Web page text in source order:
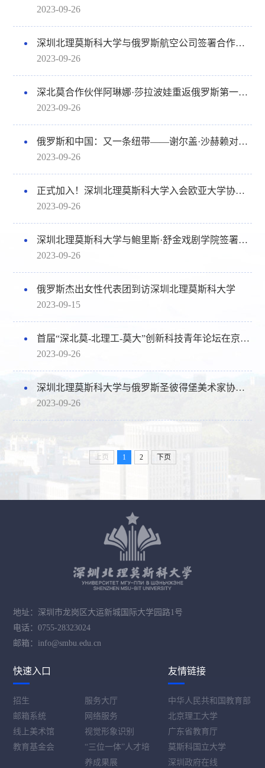
2023-09-26
深圳北理莫斯科大学与俄罗斯航空公司签署合作备忘录
2023-09-26
深北莫合作伙伴阿琳娜·莎拉波娃重返俄罗斯第一频道
2023-09-26
俄罗斯和中国：又一条纽带——谢尔盖·沙赫赖对深北莫与鲍曼签署合作备忘录作出评论
2023-09-26
正式加入！深圳北理莫斯科大学入会欧亚大学协会，并与两所俄罗斯大学共同签署合作谅解备忘录
2023-09-26
深圳北理莫斯科大学与鲍里斯·舒金戏剧学院签署谅解备忘录
2023-09-26
俄罗斯杰出女性代表团到访深圳北理莫斯科大学
2023-09-15
首届“深北莫-北理工-莫大”创新科技青年论坛在京隆重举办
2023-09-26
深圳北理莫斯科大学与俄罗斯圣彼得堡美术家协会签署仪式暨“时间的光影——双个展”开幕式顺利举行
2023-09-26
上页 1 2 下页
地址：深圳市龙岗区大运新城国际大学园路1号
电话：0755-28323024
邮箱：info@smbu.edu.cn
快速入口
招生
服务大厅
邮箱系统
网络服务
线上美术馆
视觉形象识别
教育基金会
“三位一体”人才培
养成果展
友情链接
中华人民共和国教育部
北京理工大学
广东省教育厅
莫斯科国立大学
深圳政府在线